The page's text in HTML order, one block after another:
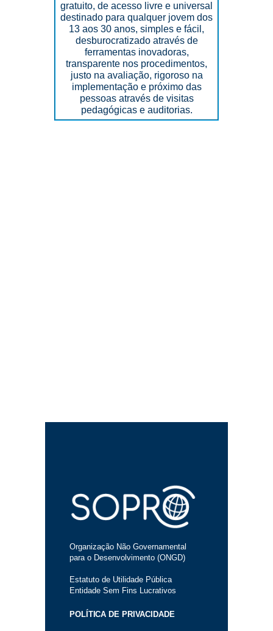
gratuito, de acesso livre e universal
destinado para qualquer jovem dos
13 aos 30 anos, simples e fácil,
desburocratizado através de
ferramentas inovadoras,
transparente nos procedimentos,
justo na avaliação, rigoroso na
implementação e próximo das
pessoas através de visitas
pedagógicas e auditorias.
Organização Não Governamental
para o Desenvolvimento (ONGD)
Estatuto de Utilidade Pública
Entidade Sem Fins Lucrativos
POLÍTICA DE PRIVACIDADE